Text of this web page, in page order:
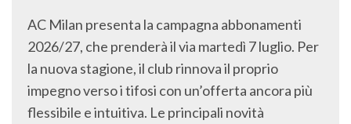
AC Milan presenta la campagna abbonamenti
2026/27, che prenderà il via martedì 7 luglio. Per
la nuova stagione, il club rinnova il proprio
impegno verso i tifosi con un’offerta ancora più
flessibile e intuitiva. Le principali novità